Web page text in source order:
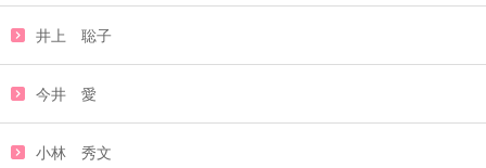
井上 聡子
今井 愛
小林 秀文